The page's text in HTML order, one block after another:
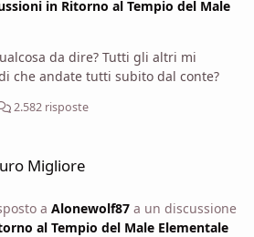
estremità del corridoio.
Spero che abbiate notizie grosse per
in Ritorno al Tempio del Male
da dire? Tutti gli altri mi
che andate tutti subito dal conte?
2.582 risposte
Migliore
a Alonewolf87a un discussione
al Tempio del Male Elementale